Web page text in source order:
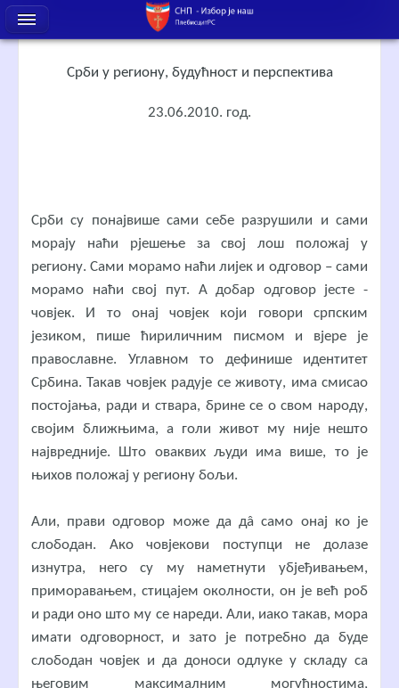
Срби у региону, будућност и перспектива
23.06.2010. год.
Срби су понајвише сами себе разрушили и сами
морају наћи рјешење за свој лош положај у
региону. Сами морамо наћи лијек и одговор – сами
морамо наћи свој пут. А добар одговор јесте -
човјек. И то онај човјек који говори српским
језиком, пише ћириличним писмом и вјере је
православне. Углавном то дефинише идентитет
Србина. Такав човјек радује се животу, има смисао
постојања, ради и ствара, брине се о свом народу,
својим ближњима, а голи живот му није нешто
највредније. Што оваквих људи има више, то је
њихов положај у региону бољи.
Али, прави одговор може да дâ само онај ко је
слободан. Ако човјекови поступци не долазе
изнутра, него су му наметнути убјеђивањем,
приморавањем, стицајем околности, он је већ роб
и ради оно што му се нареди. Али, иако такав, мора
имати одговорност, и зато је потребно да буде
слободан човјек и да доноси одлуке у складу са
његовим максималним могућностима,